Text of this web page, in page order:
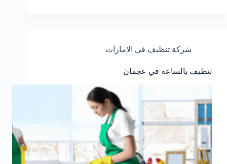
شركة تنظيف في الامارات
تنظيف بالساعه في عجمان